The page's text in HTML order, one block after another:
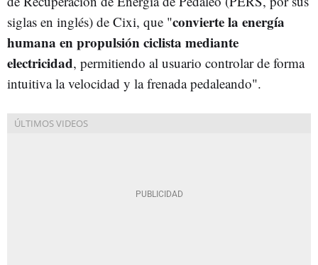
siglas en inglés) de Cixi, que "convierte la energía
humana en propulsión ciclista mediante
electricidad, permitiendo al usuario controlar de forma
intuitiva la velocidad y la frenada pedaleando".